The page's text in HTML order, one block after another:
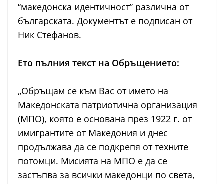
“македонска идентичност” различна от
българската. Документът е подписан от
Ник Стефанов.
Ето пълния текст на Обръщението:
„Обръщам се към Вас от името на
Македонската патриотична организация
(МПО), която е основана през 1922 г. от
имигрантите от Македония и днес
продължава да се подкрепя от техните
потомци. Мисията на МПО е да се
застъпва за всички македонци по света,